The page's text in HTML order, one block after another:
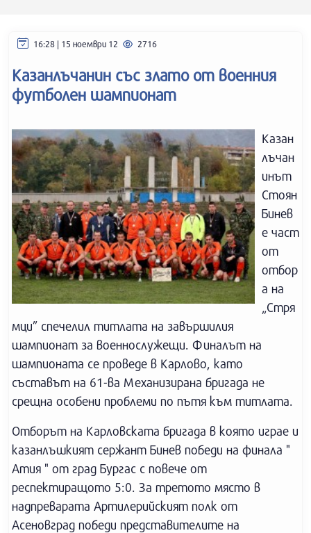
16:28 | 15 ноември 12 2716
Казанлъчанин със злато от военния
футболен шампионат
Казан
лъчан
инът
Стоян
Бинев
е част
от
отбор
а на
„Стря
мци” спечелил титлата на завършилия
шампионат за военнослужещи. Финалът на
шампионата се проведе в Карлово, като
съставът на 61-ва Механизирана бригада не
срещна особени проблеми по пътя към титлата.
Отборът на Карловската бригада в която играе и
казанлъшкият сержант Бинев победи на финала "
Атия " от град Бургас с повече от
респектиращото 5:0. За третото място в
надпреварата Артилерийският полк от
Асеновград победи представителите на